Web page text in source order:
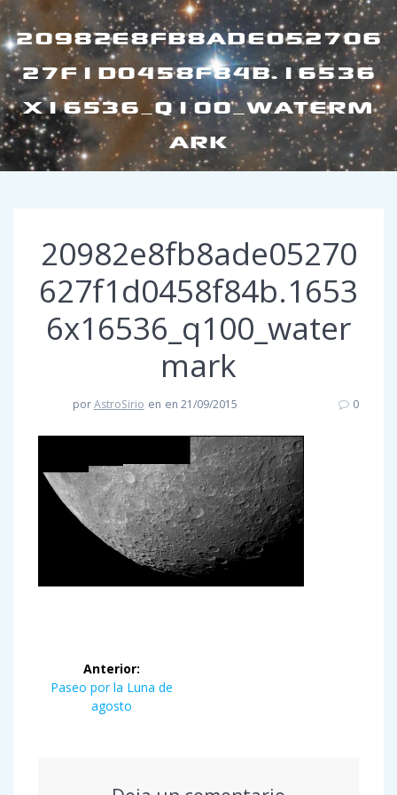
20982E8FB8ADE052706
27F1D0458F84B.16536
X16536_Q100_WATERM
ARK
20982e8fb8ade05270
627f1d0458f84b.1653
6x16536_q100_water
mark
porAstroSirio en en 21/09/2015 0
Navegación
Anterior:
Entrada
anterior:
Paseo por la Luna de
agosto